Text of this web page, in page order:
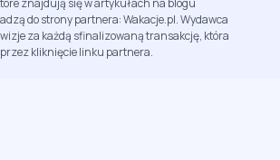
znajdują się w artykułach na blogu
do strony partnera: Wakacje.pl. Wydawca
za każdą sfinalizowaną transakcję, która
kliknięcie linku partnera.